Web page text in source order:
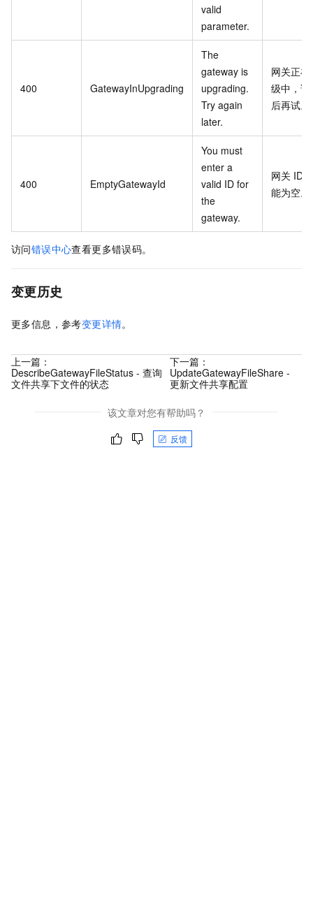
valid
parameter.
400 GatewayInUpgrading
The
gateway is
upgrading.
Try again
later.
网关正在
级中，请
后再试。
400 EmptyGatewayId
You must
enter a
valid ID for
the
gateway.
网关 ID
能为空。
访问错误中心查看更多错误码。
变更历史
更多信息，参考变更详情。
上一篇：
DescribeGatewayFileStatus - 查询
文件共享下文件的状态
下一篇：
UpdateGatewayFileShare -
更新文件共享配置
该文章对您有帮助吗？
反馈